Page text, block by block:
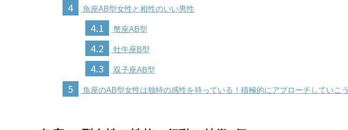
4 魚座AB型女性と相性のいい男性
4.1 蟹座AB型
4.2 牡牛座B型
4.3 双子座AB型
5 魚座のAB型女性は独特の感性を持っている！積極的にアプローチしていこう